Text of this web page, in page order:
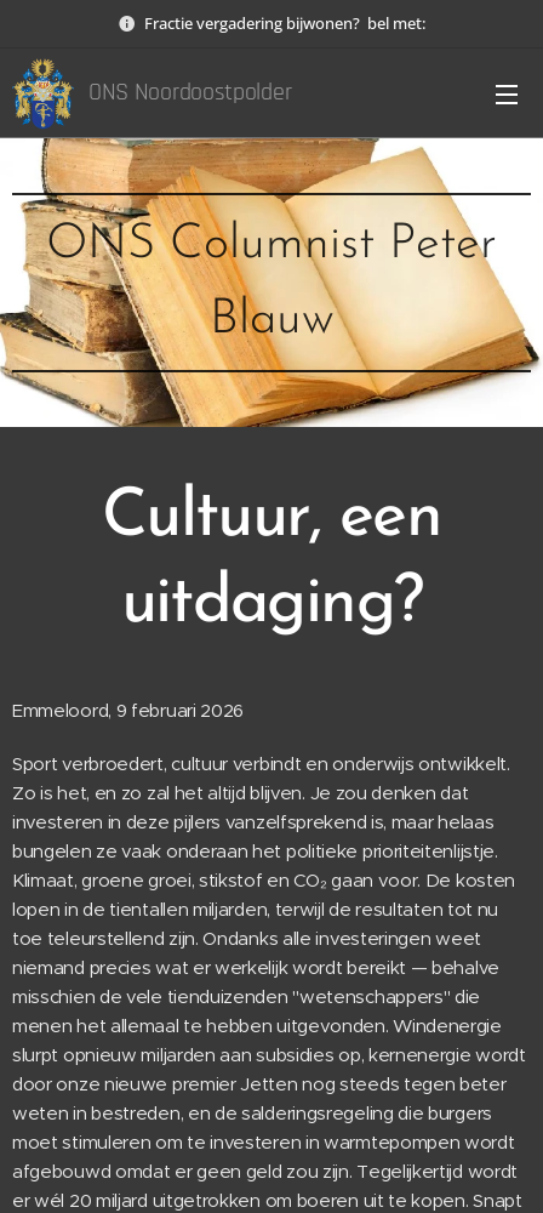
Fractie vergadering bijwonen? bel met:
ONS Noordoostpolder
ONS Columnist Peter
Blauw
Cultuur, een
uitdaging?
Emmeloord, 9 februari 2026
Sport verbroedert, cultuur verbindt en onderwijs ontwikkelt.
Zo is het, en zo zal het altijd blijven. Je zou denken dat
investeren in deze pijlers vanzelfsprekend is, maar helaas
bungelen ze vaak onderaan het politieke prioriteitenlijstje.
Klimaat, groene groei, stikstof en CO₂ gaan voor. De kosten
lopen in de tientallen miljarden, terwijl de resultaten tot nu
toe teleurstellend zijn. Ondanks alle investeringen weet
niemand precies wat er werkelijk wordt bereikt — behalve
misschien de vele tienduizenden "wetenschappers" die
menen het allemaal te hebben uitgevonden. Windenergie
slurpt opnieuw miljarden aan subsidies op, kernenergie wordt
door onze nieuwe premier Jetten nog steeds tegen beter
weten in bestreden, en de salderingsregeling die burgers
moet stimuleren om te investeren in warmtepompen wordt
afgebouwd omdat er geen geld zou zijn. Tegelijkertijd wordt
er wél 20 miljard uitgetrokken om boeren uit te kopen. Snapt